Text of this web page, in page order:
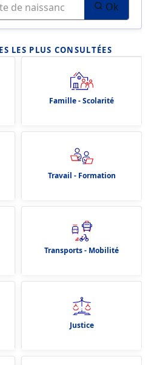
Ok
LES PLUS CONSULTÉES
Famille - Scolarité
Travail - Formation
Transports - Mobilité
Justice